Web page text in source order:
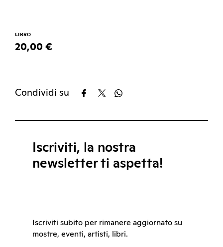
LIBRO
20,00 €
Condividi su
Iscriviti, la nostra
newsletter ti aspetta!
Iscriviti subito per rimanere aggiornato su
mostre, eventi, artisti, libri.